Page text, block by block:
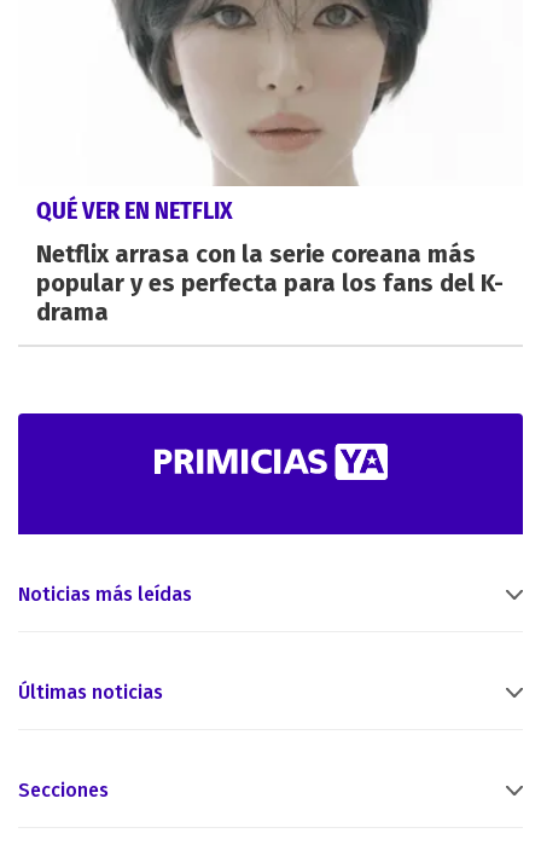
QUÉ VER EN NETFLIX
Netflix arrasa con la serie coreana más
popular y es perfecta para los fans del K-
drama
Noticias más leídas
Últimas noticias
Secciones